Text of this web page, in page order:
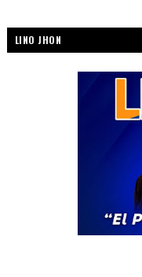
LINO JHON